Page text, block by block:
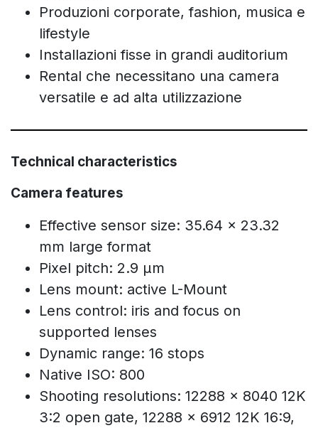
Produzioni corporate, fashion, musica e
lifestyle
Installazioni fisse in grandi auditorium
Rental che necessitano una camera
versatile e ad alta utilizzazione
Technical characteristics
Camera features
Effective sensor size: 35.64 x 23.32
mm large format
Pixel pitch: 2.9 µm
Lens mount: active L-Mount
Lens control: iris and focus on
supported lenses
Dynamic range: 16 stops
Native ISO: 800
Shooting resolutions: 12288 x 8040 12K
3:2 open gate, 12288 x 6912 12K 16:9,